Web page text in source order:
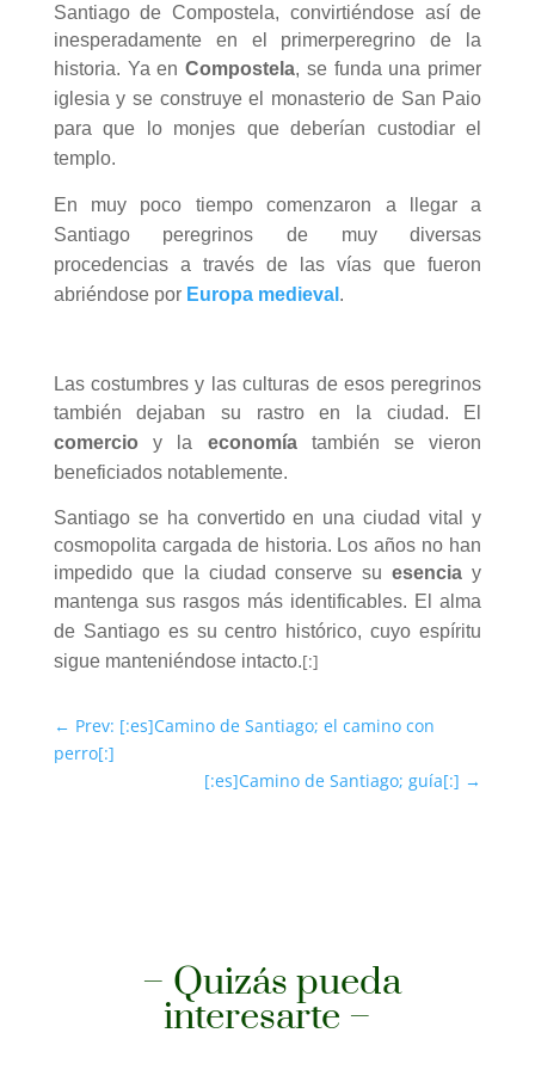
Santiago de Compostela, convirtiéndose así de
inesperadamente en el primerperegrino de la
historia. Ya enCompostela, se funda una primer
iglesia y se construye el monasterio de San Paio
para que lo monjes que deberían custodiar el
templo.
En muy poco tiempo comenzaron a llegar a
Santiago peregrinos de muy diversas
procedencias a través de las vías que fueron
abriéndose por Europa medieval .
Las costumbres y las culturas de esos peregrinos
también dejaban su rastro en la ciudad.
El
comercio y la economíatambién se vieron
beneficiados notablemente.
Santiago se ha convertido en una ciudad vital y
cosmopolita cargada de historia. Los años no han
impedido que la ciudad conserve suesencia y
mantenga sus rasgos más identificables. El alma
de Santiago es su centro histórico, cuyo espíritu
sigue manteniéndose intacto.[:]
← Prev: [:es]Camino de Santiago; el camino con
perro[:]
[:es]Camino de Santiago; guía[:] →
– Quizás pueda
interesarte –